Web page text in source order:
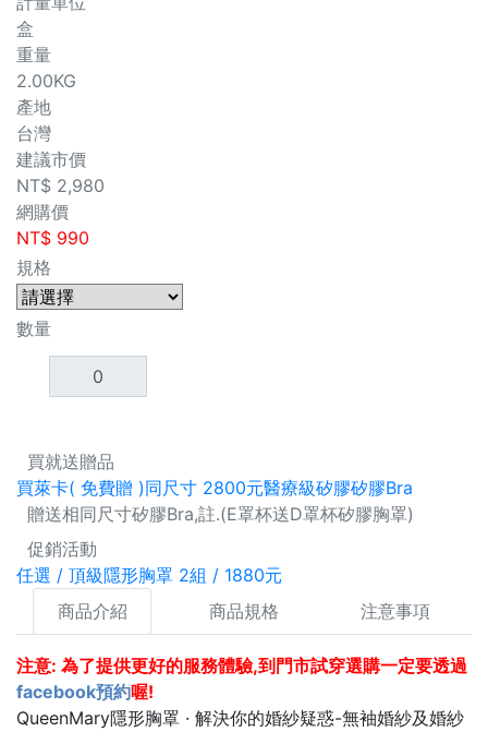
盒
重量
2.00KG
產地
台灣
建議市價
NT$ 2,980
網購價
NT$ 990
規格
數量
買就送贈品
買萊卡( 免費贈 )同尺寸 2800元醫療級矽膠矽膠Bra
贈送相同尺寸矽膠Bra,註.(E罩杯送D罩杯矽膠胸罩)
促銷活動
任選 / 頂級隱形胸罩 2組 / 1880元
商品介紹
商品規格 注意事項
注意: 為了提供更好的服務體驗,到門市試穿選購一定要透過
facebook預約喔!
QueenMary隱形胸罩 · 解決你的婚紗疑惑-無袖婚紗及婚紗